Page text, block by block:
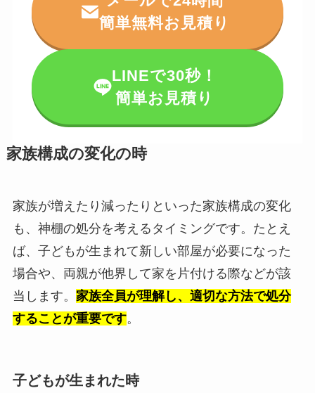
簡単無料お見積り
LINEで30秒！
簡単お見積り
家族構成の変化の時
家族が増えたり減ったりといった家族構成の変化
も、神棚の処分を考えるタイミングです。たとえ
ば、子どもが生まれて新しい部屋が必要になった
場合や、両親が他界して家を片付ける際などが該
当します。 家族全員が理解し、適切な方法で処分
することが重要です。
子どもが生まれた時